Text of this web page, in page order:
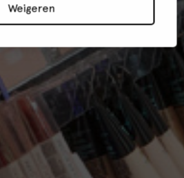
Weigeren